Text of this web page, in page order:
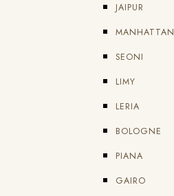
JAIPUR
MANHATTAN
SEONI
LIMY
LERIA
BOLOGNE
PIANA
GAIRO